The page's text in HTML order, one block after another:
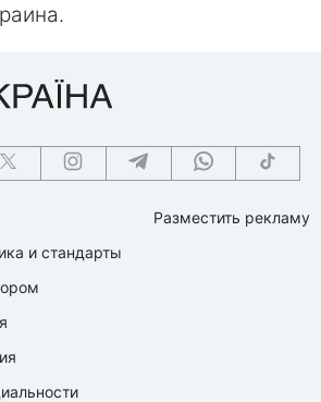
и стандарты
Разместить рекламу